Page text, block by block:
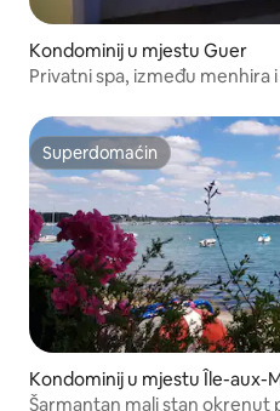
Kondominij u mjestu Guer
Privatni spa, između menhira
Superdomaćin
Superdomaćin
Kondominij u mjestu Île-aux-
Šarmantan mali stan okrenut